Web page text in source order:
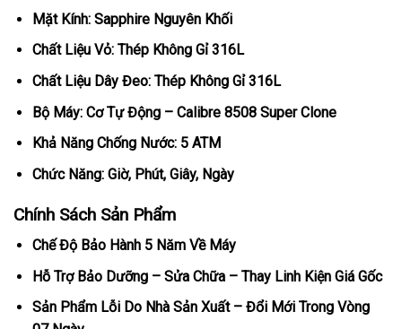
Mặt Kính: Sapphire Nguyên Khối
Chất Liệu Vỏ: Thép Không Gỉ 316L
Chất Liệu Dây Đeo: Thép Không Gỉ 316L
Bộ Máy: Cơ Tự Động – Calibre 8508 Super Clone
Khả Năng Chống Nước: 5 ATM
Chức Năng: Giờ, Phút, Giây, Ngày
Chính Sách Sản Phẩm
Chế Độ Bảo Hành 5 Năm Về Máy
Hỗ Trợ Bảo Dưỡng – Sửa Chữa – Thay Linh Kiện Giá Gốc
Sản Phẩm Lỗi Do Nhà Sản Xuất – Đổi Mới Trong Vòng